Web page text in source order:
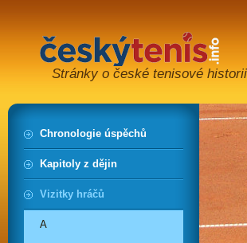
Stránky o české tenisové
Chronologie úspěchů
Kapitoly z dějin
Vizitky hráčů
A